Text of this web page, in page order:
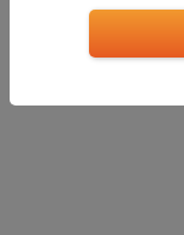
Flaska, 750 ml